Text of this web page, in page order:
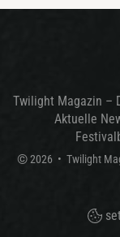
Twilight Magazin –
Aktuelle
© 2026 • Twilight